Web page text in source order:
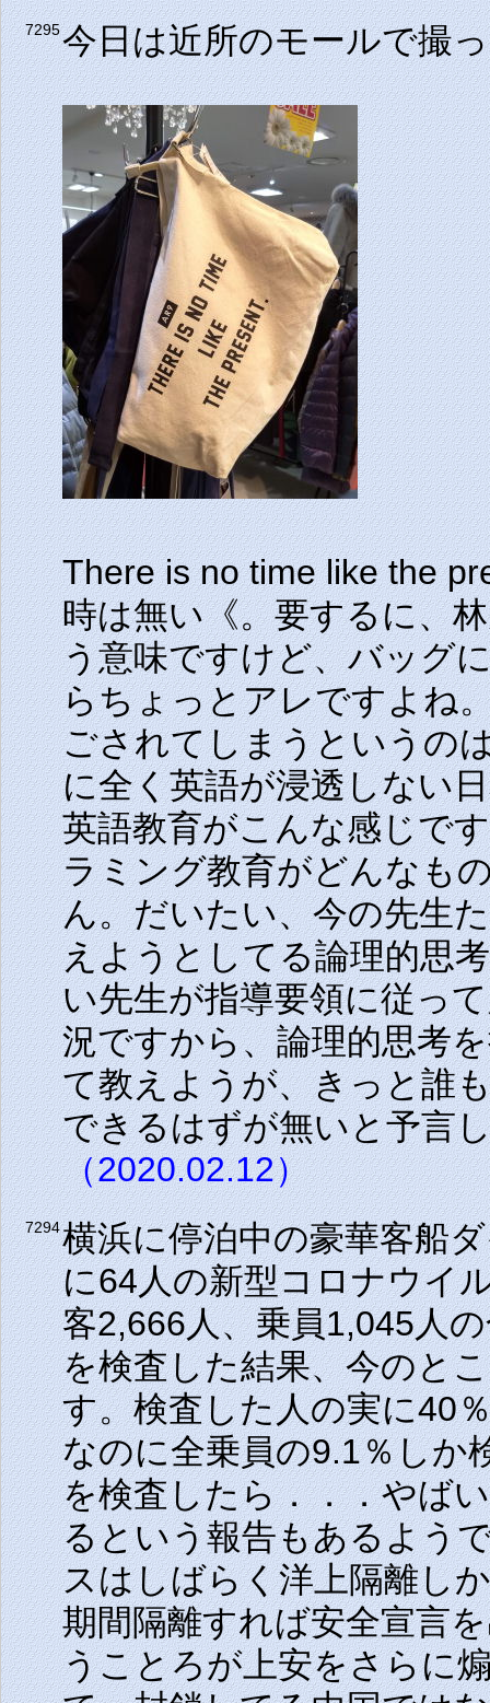
7295今日は近所のモールで撮
There is no time like the
時は無い《。要するに、
う意味ですけど、バッグ
らちょっとアレですよね
ごされてしまうというの
に全く英語が浸透しない
英語教育がこんな感じで
ラミング教育がどんなも
ん。だいたい、今の先生
えようとしてる論理的思
い先生が指導要領に従っ
況ですから、論理的思考
て教えようが、きっと誰
できるはずが無いと予言
（2020.02.12）
7294横浜に停泊中の豪華客船
に64人の新型コロナウイ
客2,666人、乗員1,045人
を検査した結果、今のと
す。検査した人の実に40
なのに全乗員の9.1％しか
を検査したら．．．やば
るという報告もあるよう
スはしばらく洋上隔離し
期間隔離すれば安全宣言
うことろが上安をさらに